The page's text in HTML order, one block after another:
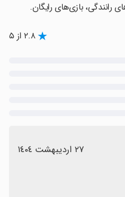
۲.۸ از ۵
٢٧ اردیبهشت ١٤٠٤